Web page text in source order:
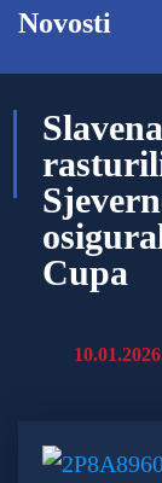
Novosti
Cupa